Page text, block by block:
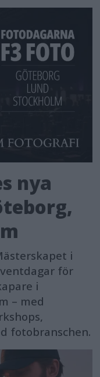
nya
i
för
i
– med
fotobranschen.